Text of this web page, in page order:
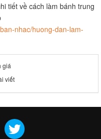
tiết về cách làm bánh trung
nhac/huong-dan-lam-
giá
viết